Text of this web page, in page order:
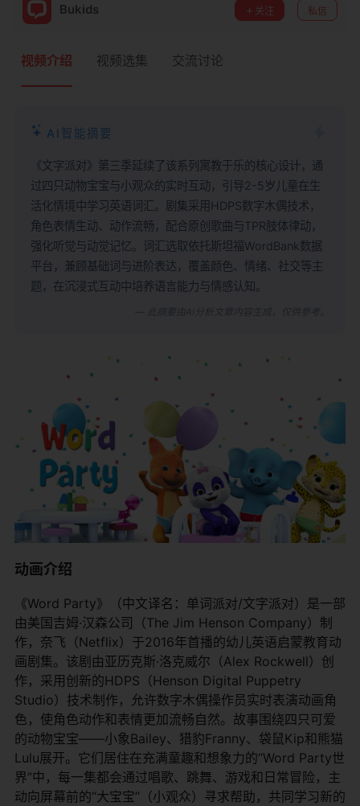
Bukids 关注 私信
视频介绍 视频选集 交流讨论
AI智能摘要
《文字派对》第三季延续了该系列寓教于乐的核心设计，通
过四只动物宝宝与小观众的实时互动，引导2-5岁儿童在生
活化情境中学习英语词汇。剧集采用HDPS数字木偶技术，
角色表情生动、动作流畅，配合原创歌曲与TPR肢体律动，
强化听觉与动觉记忆。词汇选取依托斯坦福WordBank数据
平台，兼顾基础词与进阶表达，覆盖颜色、情绪、社交等主
题，在沉浸式互动中培养语言能力与情感认知。
动画介绍
《Word Party》（中文译名：单词派对/文字派对）是一部
由美国吉姆·汉森公司（The Jim Henson Company）制
作，奈飞（Netflix）于2016年首播的幼儿英语启蒙教育动
画剧集。该剧由亚历克斯·洛克威尔（Alex Rockwell）创
作，采用创新的HDPS（Henson Digital Puppetry
Studio）技术制作，允许数字木偶操作员实时表演动画角
色，使角色动作和表情更加流畅自然。故事围绕四只可爱
的动物宝宝——小象Bailey、猎豹Franny、袋鼠Kip和熊猫
Lulu展开。它们居住在充满童趣和想象力的“Word Party世
界”中，每一集都会通过唱歌、跳舞、游戏和日常冒险，主
动向屏幕前的“大宝宝”（小观众）寻求帮助，共同学习新的